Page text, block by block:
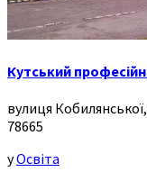
Кутський
вулиця
78665
уОсвіта